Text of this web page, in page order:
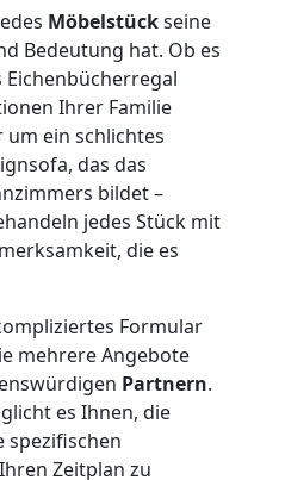
Möbelstückseine
Bedeutung hat. Ob es
Eichenbücherregal
Ihrer Familie
ein schlichtes
das das
bildet –
jedes Stück mit
die es
Formular
mehrere Angebote
Partnern.
es Ihnen, die
spezifischen
Zeitplan zu